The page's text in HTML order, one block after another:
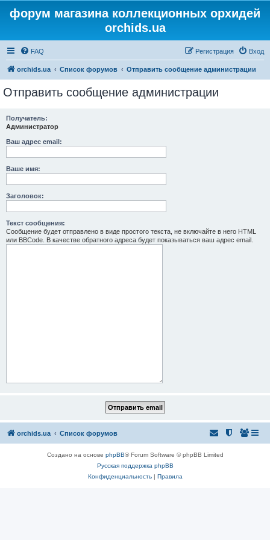
форум магазина коллекционных орхидей
orchids.ua
FAQ Вход
Регистрация
orchids.ua Список форумов Отправить сообщение администрации
Отправить сообщение администрации
Получатель:
Администратор
Ваш адрес email:
Ваше имя:
Заголовок:
Текст сообщения:
Сообщение будет отправлено в виде простого текста, не включайте в него HTML
или BBCode. В качестве обратного адреса будет показываться ваш адрес email.
orchids.ua Список форумов
Создано на основе phpBB® Forum Software © phpBB Limited
Русская поддержка phpBB
Конфиденциальность| Правила